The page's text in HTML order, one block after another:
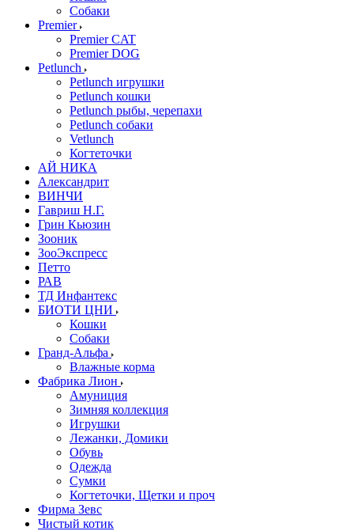
Собаки
Premier
Premier CAT
Premier DOG
Petlunch
Petlunch игрушки
Petlunch кошки
Petlunch рыбы, черепахи
Petlunch собаки
Vetlunch
Когтеточки
АЙ НИКА
Александрит
ВИНЧИ
Гавриш Н.Г.
Грин Кьюзин
Зооник
ЗооЭкспресс
Петто
РАВ
ТД Инфантекс
БИОТИ ЦНИ
Кошки
Собаки
Гранд-Альфа
Влажные корма
Фабрика Лион
Амуниция
Зимняя коллекция
Игрушки
Лежанки, Домики
Обувь
Одежда
Сумки
Когтеточки, Щетки и проч
Фирма Зевс
Чистый котик